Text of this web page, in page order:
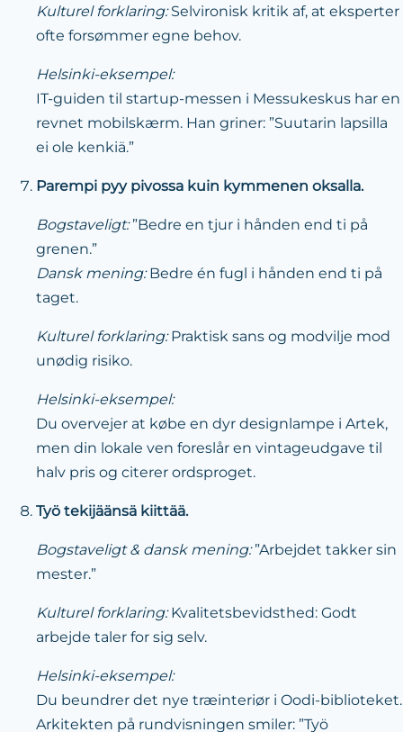
Kulturel forklaring:Selvironisk kritik af, at eksperter
ofte forsømmer egne behov.
Helsinki-eksempel:
IT-guiden til startup-messen i Messukeskus har en
revnet mobilskærm. Han griner: ”Suutarin lapsilla
ei ole kenkiä.”
Parempi pyy pivossa kuin kymmenen oksalla.
Bogstaveligt:”Bedre en tjur i hånden end ti på
grenen.”
Dansk mening:Bedre én fugl i hånden end ti på
taget.
Kulturel forklaring:Praktisk sans og modvilje mod
unødig risiko.
Helsinki-eksempel:
Du overvejer at købe en dyr designlampe i Artek,
men din lokale ven foreslår en vintageudgave til
halv pris og citerer ordsproget.
Työ tekijäänsä kiittää.
Bogstaveligt & dansk mening:”Arbejdet takker sin
mester.”
Kulturel forklaring:Kvalitetsbevidsthed: Godt
arbejde taler for sig selv.
Helsinki-eksempel:
Du beundrer det nye træinteriør i Oodi-biblioteket.
Arkitekten på rundvisningen smiler: ”Työ